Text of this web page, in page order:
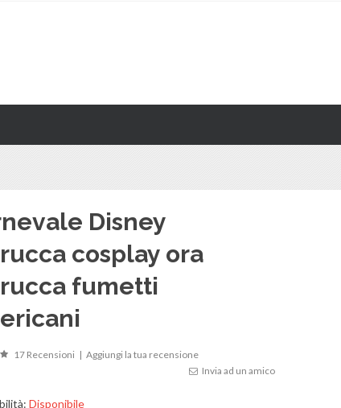
Disney
cosplay ora
fumetti
17 Recensioni | Aggiungi la tua recensione
Invia ad un amico
Disponibile